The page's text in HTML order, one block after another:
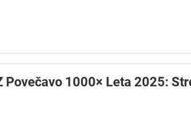
1000× Leta 2025: